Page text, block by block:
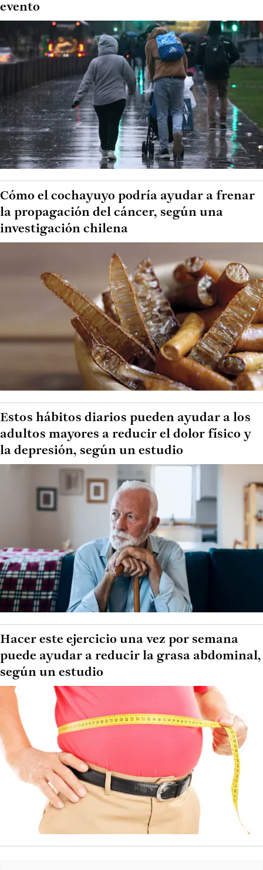
evento
Cómo el cochayuyo podría ayudar a frenar
la propagación del cáncer, según una
investigación chilena
Estos hábitos diarios pueden ayudar a los
adultos mayores a reducir el dolor físico y
la depresión, según un estudio
Hacer este ejercicio una vez por semana
puede ayudar a reducir la grasa abdominal,
según un estudio